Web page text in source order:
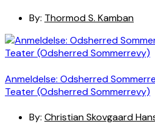
By: Thormod S. Kamban
Anmeldelse: Odsherred
Teater (Odsherred Sommerrevy)
By: Christian Skovgaard